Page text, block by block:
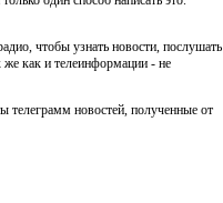
чтобы узнать новости, послушать
как и телеинформации - не
телеграмм новостей, полученные от